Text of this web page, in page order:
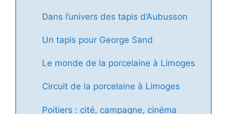
Dans l’univers des tapis d’Aubusson
Un tapis pour George Sand
Le monde de la porcelaine à Limoges
Circuit de la porcelaine à Limoges
Poitiers : cité, campagne, cinéma